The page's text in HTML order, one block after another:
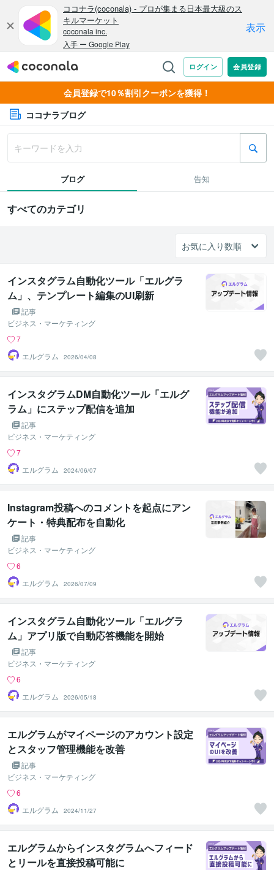
会員登録で10％割引クーポンを獲得！
ココナラブログ
ブログ 告知
すべてのカテゴリ
インスタグラム自動化ツール「エルグラ
ム」、テンプレート編集のUI刷新
記事
ビジネス・マーケティング
7
エルグラム
2026/04/08
インスタグラムDM自動化ツール「エルグ
ラム」にステップ配信を追加
記事
ビジネス・マーケティング
7
エルグラム
2024/06/07
Instagram投稿へのコメントを起点にアン
ケート・特典配布を自動化
記事
ビジネス・マーケティング
6
エルグラム
2026/07/09
インスタグラム自動化ツール「エルグラ
ム」アプリ版で自動応答機能を開始
記事
ビジネス・マーケティング
6
エルグラム
2026/05/18
エルグラムがマイページのアカウント設定
とスタッフ管理機能を改善
記事
ビジネス・マーケティング
6
エルグラム
2024/11/27
エルグラムからインスタグラムへフィード
とリールを直接投稿可能に